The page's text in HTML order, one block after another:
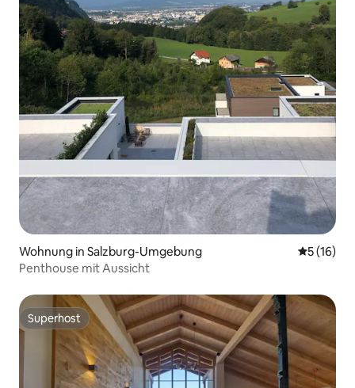
Wohnung in Salzburg-Umgebung
5 (16)
Penthouse mit Aussicht
Superhost
Superhost